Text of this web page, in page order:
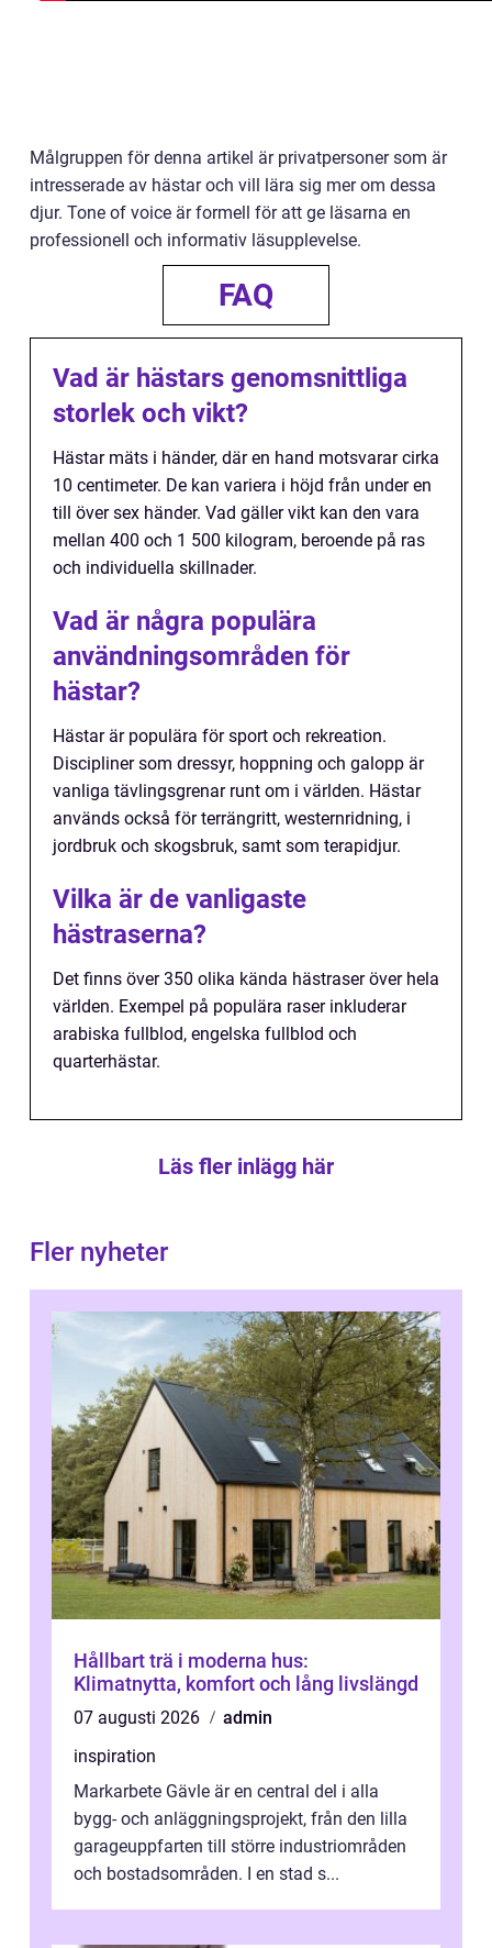
Målgruppen för denna artikel är privatpersoner som är
intresserade av hästar och vill lära sig mer om dessa
djur. Tone of voice är formell för att ge läsarna en
professionell och informativ läsupplevelse.
FAQ
Vad är hästars genomsnittliga
storlek och vikt?
Hästar mäts i händer, där en hand motsvarar cirka
10 centimeter. De kan variera i höjd från under en
till över sex händer. Vad gäller vikt kan den vara
mellan 400 och 1 500 kilogram, beroende på ras
och individuella skillnader.
Vad är några populära
användningsområden för
hästar?
Hästar är populära för sport och rekreation.
Discipliner som dressyr, hoppning och galopp är
vanliga tävlingsgrenar runt om i världen. Hästar
används också för terrängritt, westernridning, i
jordbruk och skogsbruk, samt som terapidjur.
Vilka är de vanligaste
hästraserna?
Det finns över 350 olika kända hästraser över hela
världen. Exempel på populära raser inkluderar
arabiska fullblod, engelska fullblod och
quarterhästar.
Läs fler inlägg här
Fler nyheter
Hållbart trä i moderna hus:
Klimatnytta, komfort och lång livslängd
07 augusti 2026
admin
inspiration
Markarbete Gävle är en central del i alla
bygg- och anläggningsprojekt, från den lilla
garageuppfarten till större industriområden
och bostadsområden. I en stad s...